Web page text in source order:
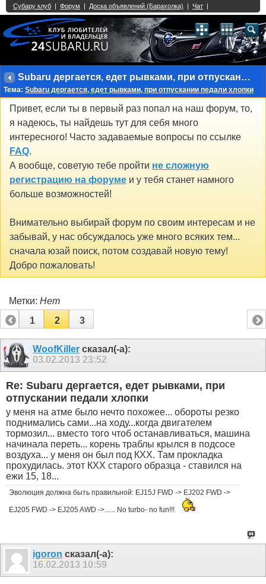
Subaru дергается, едет рывками, при отпускании педали хлопки
Тема: Subaru дергается, едет рывками, при отпускании педали хлопки
Привет, если ты в первый раз попал на наш форум, то,
я надеюсь, ты найдешь тут для себя много
интересного! Часто задаваемые вопросы по ссылке
FAQ.
А вообще, советую тебе пройти не сложную
регистрацию на форуме и у тебя станет намного
больше возможностей!
Внимательно выбирай форум по своим интересам и не
забывай, у нас обсуждалось уже много всяких тем...
сначала юзай поиск, потом создавай новую тему!
Добро пожаловать!
Метки: Нет
1
2 3
WoofKiller сказал(-а):
03.02.2013 23:52
Re: Subaru дергается, едет рывками, при
отпускании педали хлопки
у меня на атме было нечто похожее... обороты резко
поднимались сами...на ходу...когда двигателем
тормозил... вместо того чтоб останавливаться, машина
начинала переть... корень траблы крылся в подсосе
воздуха... у меня он был под КХХ. Там прокладка
прохудилась. этот КХХ старого образца - ставился на
ежи 15, 18...
Эволюция должна быть правильной: EJ15J FWD -> EJ202 FWD ->
EJ205 FWD -> EJ205 AWD ->...... No turbo- no fun!!!
igoron сказал(-а):
16.02.2013 10:59
Single Sign On provided byvBSSO
2 3 4 5 6 7 8 9 10 11 12 13 14 15 16 17 18 21 22 23 24 25 26
27 28 29 30 31 32 33 34 35 36 37 38 39 40 41 42 43